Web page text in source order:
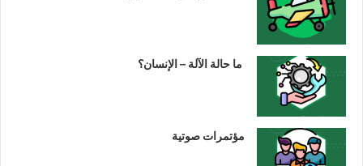
ما حالة الآلة – الإنسان؟
مؤتمرات صوتية